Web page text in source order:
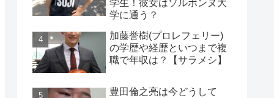
学生！彼女はソルボンヌ大
学に通う？
加藤誉樹(プロレフェリー)
の学歴や経歴といつまで複
職で年収は？【サラメシ】
豊田倫之亮は今どうして